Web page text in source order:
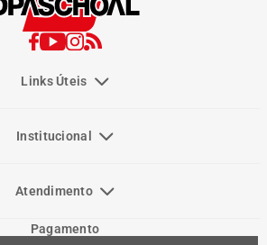
Links Úteis
Institucional
Atendimento
Pagamento